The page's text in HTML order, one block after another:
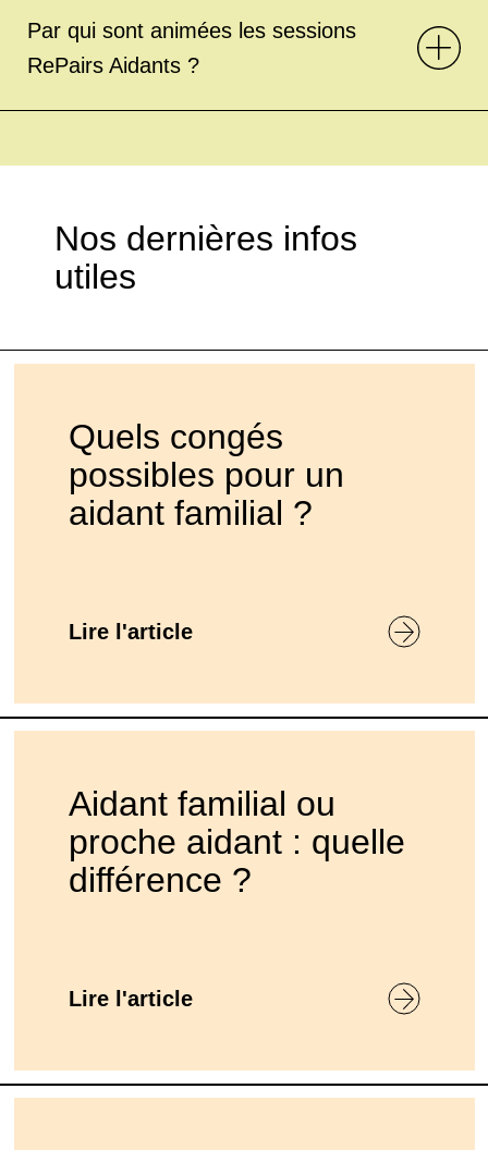
Par qui sont animées les sessions
RePairs Aidants ?
Nos dernières infos
utiles
Quels congés
possibles pour un
aidant familial ?
Lire l'article
Aidant familial ou
proche aidant : quelle
différence ?
Lire l'article